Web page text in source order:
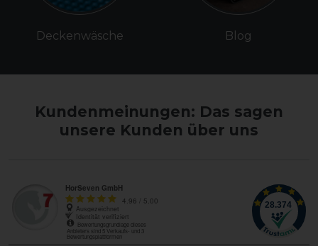
Deckenwäsche Blog
Kundenmeinungen: Das sagen
unsere Kunden über uns